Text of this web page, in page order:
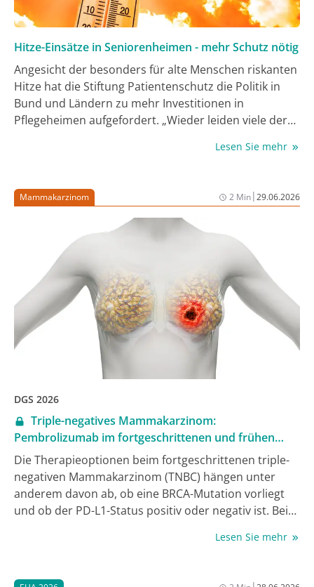
Hitze-Einsätze in Seniorenheimen - mehr Schutz nötig
Angesicht der besonders für alte Menschen riskanten
Hitze hat die Stiftung Patientenschutz die Politik in
Bund und Ländern zu mehr Investitionen in
Pflegeheimen aufgefordert. „Wieder leiden viele der
müssen endlich den klimatischen Bedingungen
angepasst werden.“ Bei Neubauten dürfe es nicht
wärmer als 25 Grad in den Räumen werden, forderte
Lesen Sie mehr
Mammakarzinom 2 Min|29.06.2026
DGS 2026
Triple-negatives Mammakarzinom:
Pembrolizumab im fortgeschrittenen und frühen
Stadium
Die Therapieoptionen beim fortgeschrittenen triple-
negativen Mammakarzinom (TNBC) hängen unter
anderem davon ab, ob eine BRCA-Mutation vorliegt
und ob der PD-L1-Status positiv oder negativ ist. Beim
Therapien eine zentrale Bedeutung zu.Lesen Sie mehr